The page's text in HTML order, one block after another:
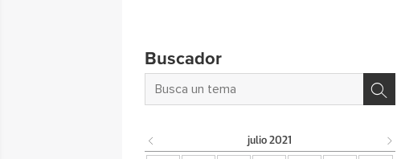
Buscador
julio 2021